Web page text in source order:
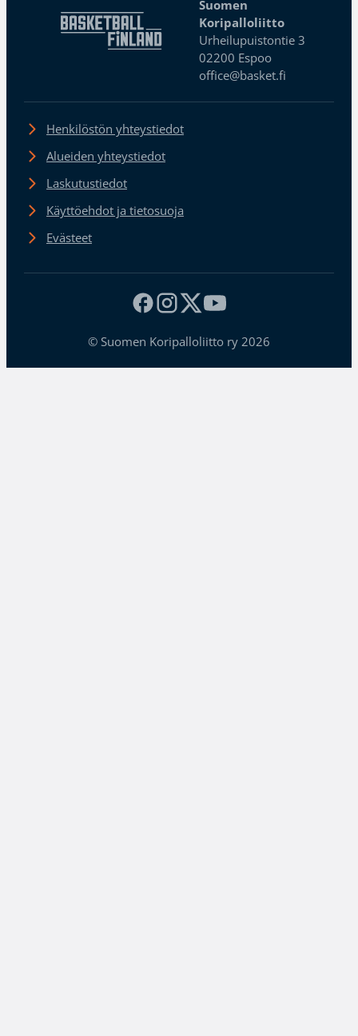
Suomen
Koripalloliitto
Urheilupuistontie 3
02200 Espoo
office@basket.fi
Henkilöstön yhteystiedot
Alueiden yhteystiedot
Laskutustiedot
Käyttöehdot ja tietosuoja
Evästeet
© Suomen Koripalloliitto ry 2026